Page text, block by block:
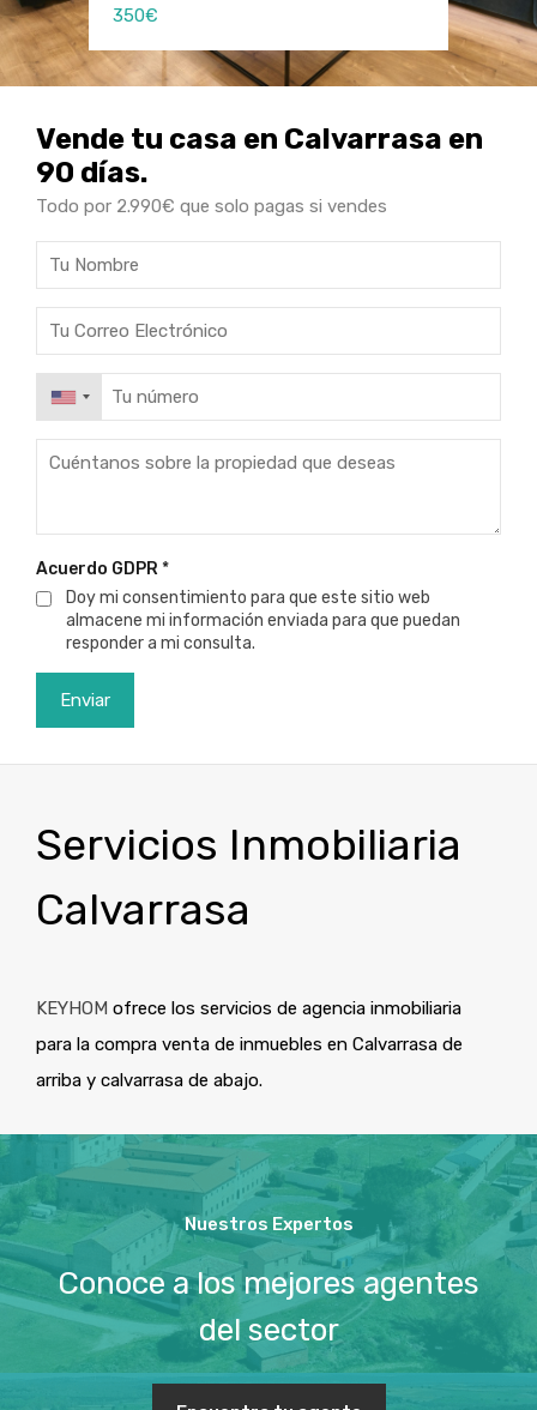
350€
150€
150€
Vende tu casa en Calvarrasa en
90 días.
Todo por 2.990€ que solo pagas si vendes
Acuerdo GDPR*
Doy mi consentimiento para que este sitio web
almacene mi información enviada para que puedan
responder a mi consulta.
Servicios Inmobiliaria
Calvarrasa
KEYHOM ofrece los servicios de agencia inmobiliaria
para la compra venta de inmuebles en Calvarrasa de
arriba y calvarrasa de abajo.
Nuestros Expertos
Conoce a los mejores agentes
del sector